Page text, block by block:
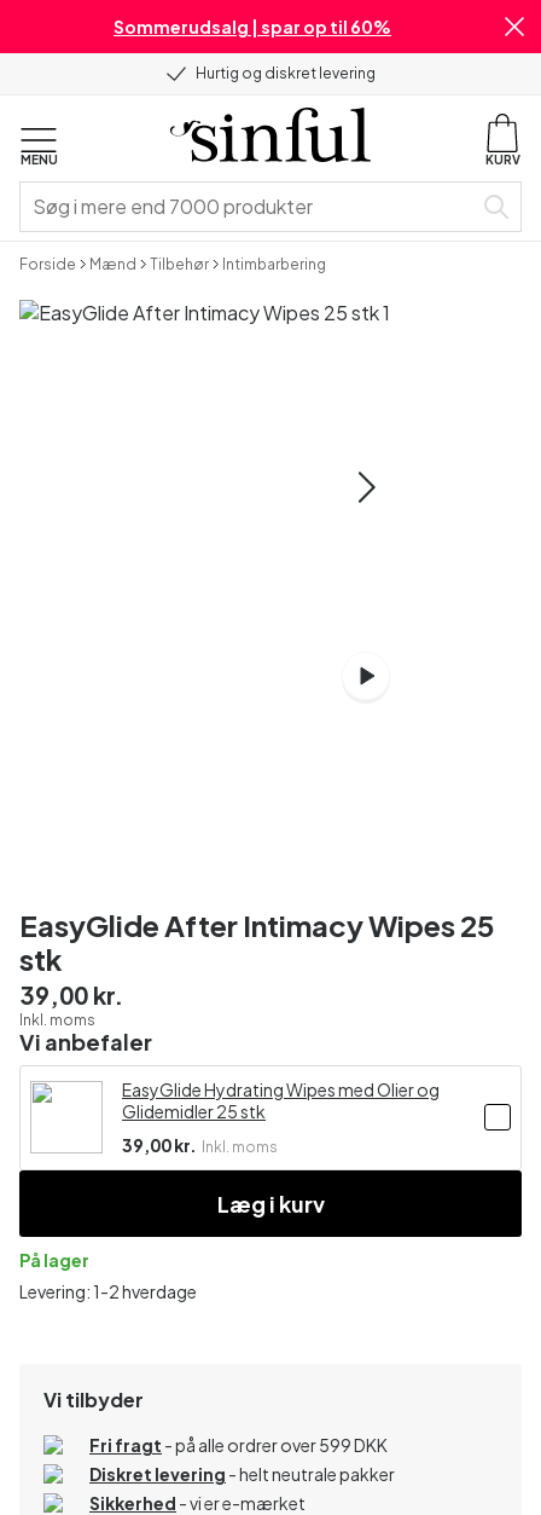
Sommerudsalg | spar op til 60%
Hurtig og diskret levering
MENU KURV
Forside Mænd Tilbehør Intimbarbering
EasyGlide After Intimacy Wipes 25
stk
39,00 kr.
Inkl. moms
Vi anbefaler
EasyGlide Hydrating Wipes med Olier og
Glidemidler 25 stk
39,00 kr.
Inkl. moms
Læg i kurv
På lager
Levering: 1-2 hverdage
Vi tilbyder
Fri fragt - på alle ordrer over 599 DKK
Diskret levering - helt neutrale pakker
Sikkerhed - vi er e-mærket